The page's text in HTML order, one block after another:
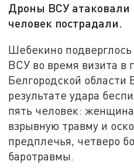
Дроны ВСУ
человек пострадали.
Шебекино подверглось
ВСУ во время визита в
Белгородской области
результате удара
пять человек:
взрывную травму и
предплечья, четверо
баротравмы.